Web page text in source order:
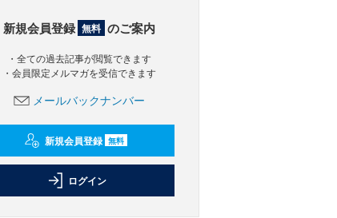
新規会員登録 無料 のご案内
・全ての過去記事が閲覧できます
・会員限定メルマガを受信できます
メールバックナンバー
新規会員登録 無料
ログイン